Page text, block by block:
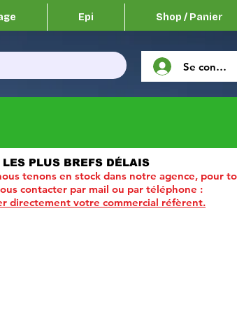
Epi Shop / Panier
Se
PLUS BREFS DÉLAIS
tenons en stock dans notre agence, pour
contacter par mail ou par téléphone :
directement votre commercial réfèrent.